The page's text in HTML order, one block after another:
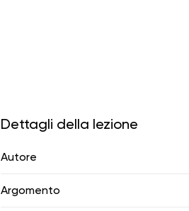
Dettagli della lezione
Autore
Argomento